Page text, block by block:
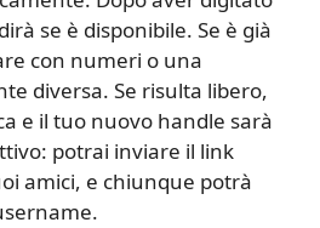
se è disponibile. Se è già
con numeri o una
diversa. Se risulta libero,
e il tuo nuovo handle sarà
potrai inviare il link
amici, e chiunque potrà